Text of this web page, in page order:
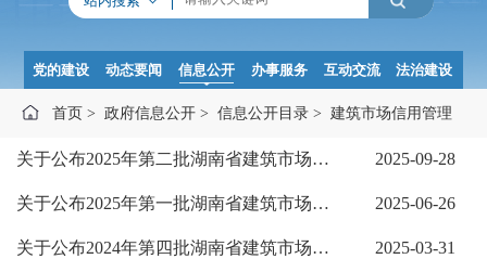
党的建设 动态要闻 信息公开 办事服务 互动交流 法治建设
首页 > 政府信息公开 > 信息公开目录 > 建筑市场信用管理
关于公布2025年第二批湖南省建筑市场责任主体不良行为记录名单的通知 2025-09-28
关于公布2025年第一批湖南省建筑市场责任主体不良行为记录名单的通知 2025-06-26
关于公布2024年第四批湖南省建筑市场责任主体不良行为记录名单的通知 2025-03-31